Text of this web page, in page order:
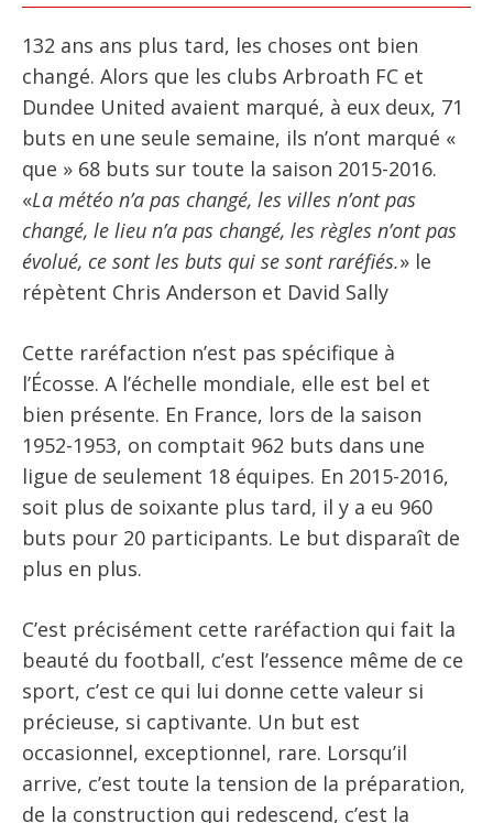
132 ans ans plus tard, les choses ont bien
changé. Alors que les clubs Arbroath FC et
Dundee United avaient marqué, à eux deux, 71
buts en une seule semaine, ils n’ont marqué «
que » 68 buts sur toute la saison 2015-2016.
«La météo n’a pas changé, les villes n’ont pas
changé, le lieu n’a pas changé, les règles n’ont pas
évolué, ce sont les buts qui se sont raréfiés.» le
répètent Chris Anderson et David Sally
Cette raréfaction n’est pas spécifique à
l’Écosse. A l’échelle mondiale, elle est bel et
bien présente. En France, lors de la saison
1952-1953, on comptait 962 buts dans une
ligue de seulement 18 équipes. En 2015-2016,
soit plus de soixante plus tard, il y a eu 960
buts pour 20 participants. Le but disparaît de
plus en plus.
C’est précisément cette raréfaction qui fait la
beauté du football, c’est l’essence même de ce
sport, c’est ce qui lui donne cette valeur si
précieuse, si captivante. Un but est
occasionnel, exceptionnel, rare. Lorsqu’il
arrive, c’est toute la tension de la préparation,
de la construction qui redescend, c’est la